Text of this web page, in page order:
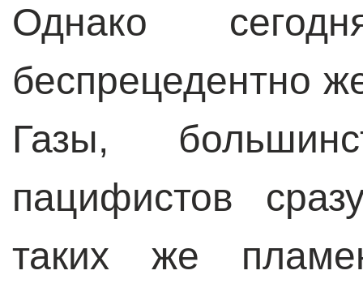
Однако
беспрецедентно
Газы,
пацифистов
таких же